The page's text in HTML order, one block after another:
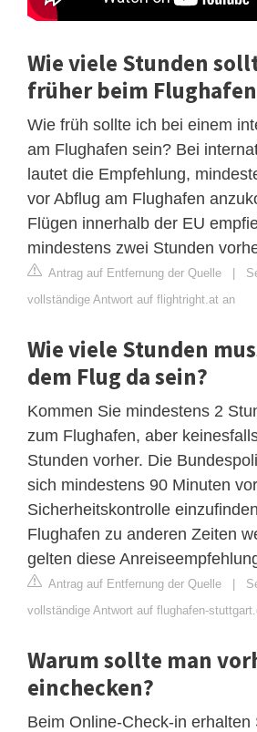
Wie viele Stunden
früher beim
Wie früh sollte ich bei einem
am Flughafen sein? Bei
lautet die Empfehlung,
vor Abflug am Flughafen
Flügen innerhalb der EU
mindestens zwei Stunden
Antrag auf Entfernung der Quelle |
vollständige Antwort auf flightright.at an
Wie viele Stunden
dem Flug da sein?
Kommen Sie mindestens 2
zum Flughafen, aber
Stunden vorher. Die
sich mindestens 90 Minuten
Sicherheitskontrolle
Flughafen zu anderen Zeiten
gelten diese
Antrag auf Entfernung der Quelle |
vollständige Antwort auf flughafen-
Warum sollte man
einchecken?
Beim Online-Check-in erhalten